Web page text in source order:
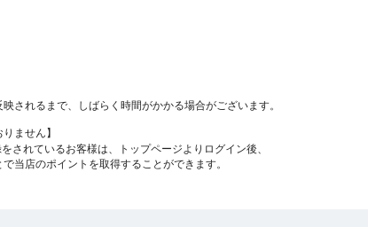
されるまで、しばらく時間がかかる場合がございます。
ません】
されているお客様は、トップページよりログイン後、
当店のポイントを取得することができます。